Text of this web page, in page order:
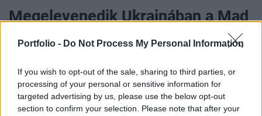
Portfolio - Do Not Process My Personal Information
If you wish to opt-out of the sale, sharing to third parties, or
processing of your personal or sensitive information for
targeted advertising by us, please use the below opt-out
section to confirm your selection. Please note that after your
Megelevenedik Ukrajnában a Mad
Max - Itt vannak a legdurvább
harctéri fejlesztések
Ács Bence
2023. március 09. 17:00